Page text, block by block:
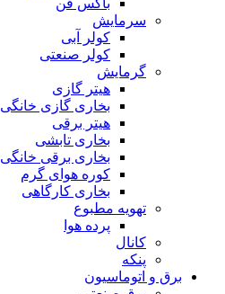
باکس فن
سرمایش
کولر آبی
کولر صنعتی
گرمایش
هیتر گازی
بخاری گازی خانگی
هیتر برقی
بخاری تابشی
بخاری برقی خانگی
کوره هوای گرم
بخاری کارگاهی
تهویه مطبوع
پرده هوا
کانال
پنکه
برق و اتوماسیون